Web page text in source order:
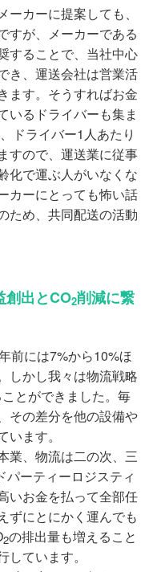
カーに提案しても、
すが、メーカーである
することで、当社中心
き、運送会社は営業活
ます。そうすればお金
いるドライバーも集ま
ドライバー1人あたり
すので、運送業に従事
化で運ぶ人がいなくな
カーにとっても怖い話
ため、共同配送の活動
創出とCO2削減に繋
前には7%から10%ほ
しかし我々は物流戦略
とができました。毎
その差分を他の設備や
ます。
業、物流は二の次、三
ーティーロジスティ
いお金を払って全部任
ずにとにかく運んでも
2の排出量も増えること
ています。